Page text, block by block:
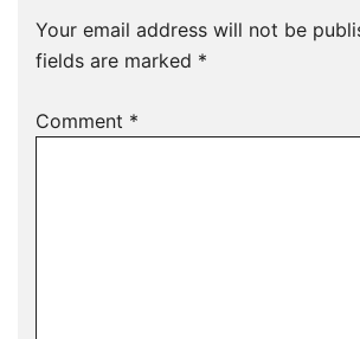
Your email address will not be
fields are marked *
Comment *